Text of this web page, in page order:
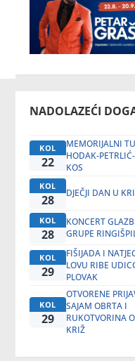
NADOLAZEĆI
KOL
22
MEMORIJALNI
HODAK-
KOS
KOL
28 DJEČJI DAN U
KOL
28
KONCERT
GRUPE
KOL
29
FIŠIJADA I
LOVU RIBE
PLOVAK
KOL
29
OTVORENE
SAJAM OBRTA I
RUKOTVORINA
KRIŽ